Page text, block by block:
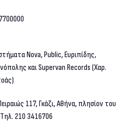
Νova, Public, Ευριπίδης,
και Supervan Records (Χαρ.
117, Γκάζι, Αθήνα, πλησίον του
210 3416706